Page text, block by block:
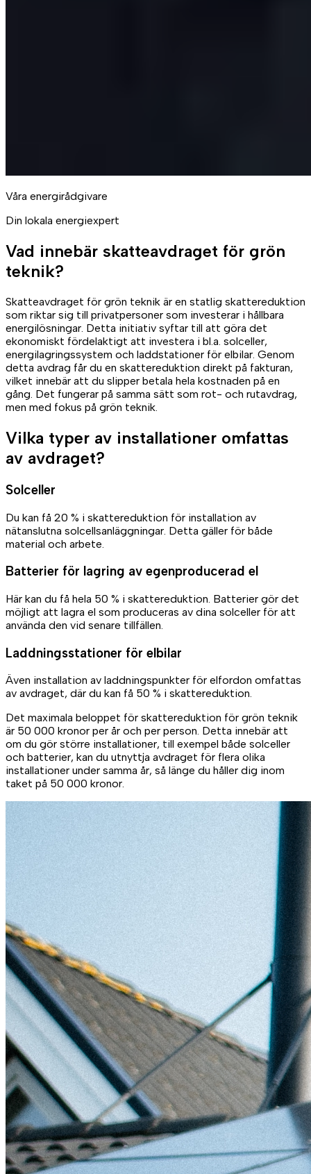
Våra energirådgivare
Din lokala energiexpert
Vad innebär skatteavdraget för grön
teknik?
Skatteavdraget för grön teknik är en statlig skattereduktion
som riktar sig till privatpersoner som investerar i hållbara
energilösningar. Detta initiativ syftar till att göra det
ekonomiskt fördelaktigt att investera i bl.a. solceller,
energilagringssystem och laddstationer för elbilar. Genom
detta avdrag får du en skattereduktion direkt på fakturan,
vilket innebär att du slipper betala hela kostnaden på en
gång. Det fungerar på samma sätt som rot- och rutavdrag,
men med fokus på grön teknik.
Vilka typer av installationer omfattas
av avdraget?
Solceller
Du kan få 20 % i skattereduktion för installation av
nätanslutna solcellsanläggningar. Detta gäller för både
material och arbete.
Batterier för lagring av egenproducerad el
Här kan du få hela 50 % i skattereduktion. Batterier gör det
möjligt att lagra el som produceras av dina solceller för att
använda den vid senare tillfällen.
Laddningsstationer för elbilar
Även installation av laddningspunkter för elfordon omfattas
av avdraget, där du kan få 50 % i skattereduktion.
Det maximala beloppet för skattereduktion för grön teknik
är 50 000 kronor per år och per person. Detta innebär att
om du gör större installationer, till exempel både solceller
och batterier, kan du utnyttja avdraget för flera olika
installationer under samma år, så länge du håller dig inom
taket på 50 000 kronor.